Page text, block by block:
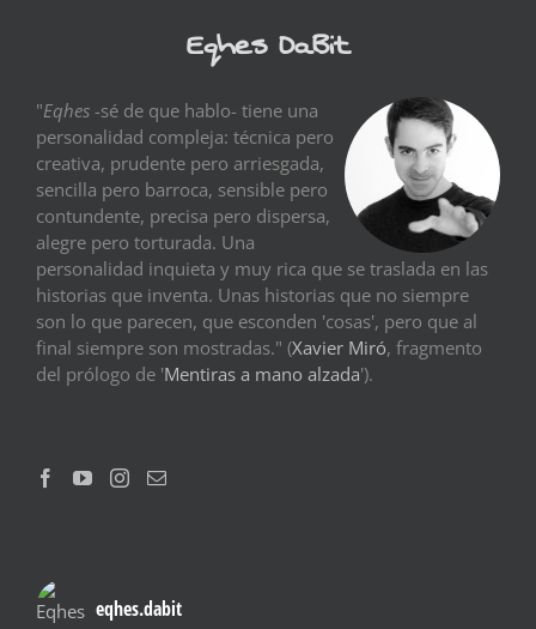
Eqhes DaBit
"Eqhes -sé de que hablo- tiene una
personalidad compleja: técnica pero
creativa, prudente pero arriesgada,
sencilla pero barroca, sensible pero
contundente, precisa pero dispersa,
alegre pero torturada. Una
personalidad inquieta y muy rica que se traslada en las
historias que inventa. Unas historias que no siempre
son lo que parecen, que esconden 'cosas', pero que al
final siempre son mostradas." (Xavier Miró, fragmento
del prólogo de 'Mentiras a mano alzada').
eqhes.dabit